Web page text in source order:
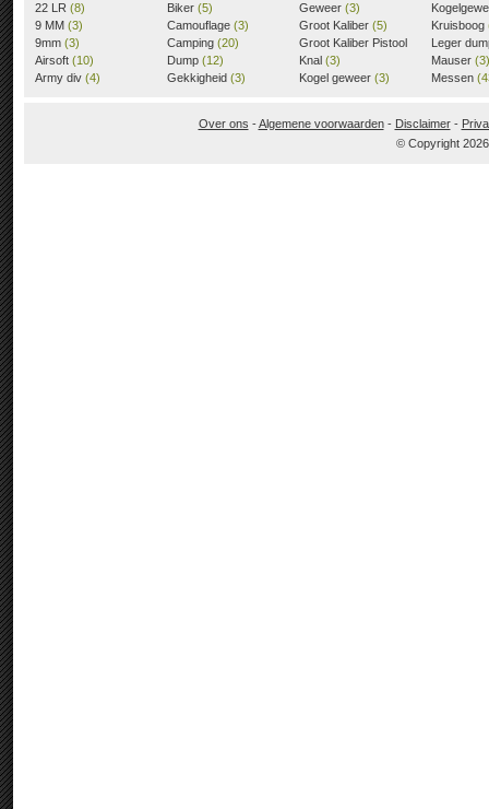
22 LR (8)
9 MM (3)
9mm (3)
Airsoft (10)
Army div (4)
Biker (5)
Camouflage (3)
Camping (20)
Dump (12)
Gekkigheid (3)
Geweer (3)
Groot Kaliber (5)
Groot Kaliber Pistool
(3)
Knal (3)
Kogel geweer (3)
Kruisboog
Leger
Mauser (3)
Messen
Over ons -Algemene voorwaarden- Disclaimer-
© Copyright